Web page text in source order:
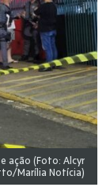
ação (Foto: Alcyr
Marília Notícia)